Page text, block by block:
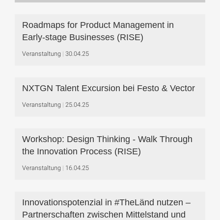
Roadmaps for Product Management in
Early-stage Businesses (RISE)
Veranstaltung 30.04.25
NXTGN Talent Excursion bei Festo & Vector
Veranstaltung 25.04.25
Workshop: Design Thinking - Walk Through
the Innovation Process (RISE)
Veranstaltung 16.04.25
Innovationspotenzial in #TheLänd nutzen –
Partnerschaften zwischen Mittelstand und